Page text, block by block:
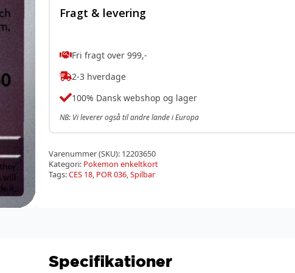
Fragt & levering
Fri fragt over 999,-
2-3 hverdage
100% Dansk webshop og lager
NB: Vi leverer også til andre lande i Europa
Varenummer (SKU): 12203650
Kategori: Pokemon enkeltkort
Tags:CES 18, POR 036,Spilbar
Specifikationer